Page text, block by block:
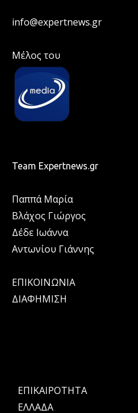
info@expertnews.gr
Μέλος του
Team Expertnews.gr
Παππά Μαρία
Βλάχος Γιώργος
Δέδε Ιωάννα
Αντωνίου Γιάννης
ΕΠΙΚΟΙΝΩΝΙΑ
ΔΙΑΦΗΜΙΣΗ
ΕΠΙΚΑΙΡΟΤΗΤΑ
ΕΛΛΑΔΑ